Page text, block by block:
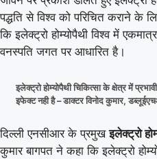
पद्धति से विश्व को परिचित कराने के
कि इलेक्ट्रो होम्योपैथी विश्व में
वनस्पति जगत पर आधारित है।
इलेक्ट्रो होम्योपैथी चिकित्सा के क्षेत्र में
इफेक्ट नही है – डाक्टर विनोद कुमार,
दिल्ली एनसीआर के प्रमुखइलेक्ट्रो
कुमार बागपत ने कहा कि इलेक्ट्रो